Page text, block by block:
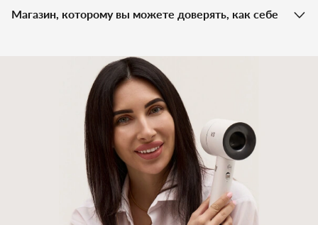
Магазин, которому вы можете доверять, как себе